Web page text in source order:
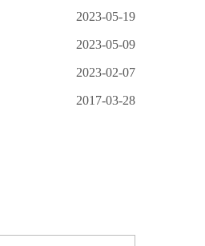
2023-05-19
2023-05-09
2023-02-07
2017-03-28